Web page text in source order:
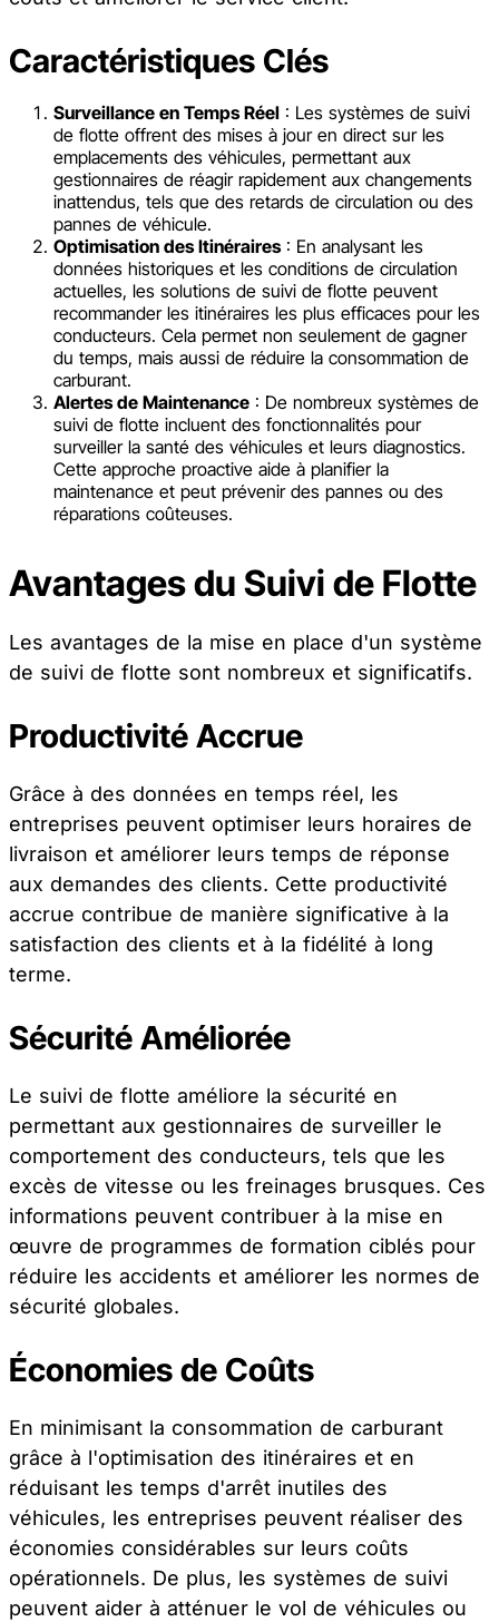
Caractéristiques Clés
Surveillance en Temps Réel : Les systèmes de suivi
de flotte offrent des mises à jour en direct sur les
emplacements des véhicules, permettant aux
gestionnaires de réagir rapidement aux changements
inattendus, tels que des retards de circulation ou des
pannes de véhicule.
Optimisation des Itinéraires: En analysant les
données historiques et les conditions de circulation
actuelles, les solutions de suivi de flotte peuvent
recommander les itinéraires les plus efficaces pour les
conducteurs. Cela permet non seulement de gagner
du temps, mais aussi de réduire la consommation de
carburant.
Alertes de Maintenance : De nombreux systèmes de
suivi de flotte incluent des fonctionnalités pour
surveiller la santé des véhicules et leurs diagnostics.
Cette approche proactive aide à planifier la
maintenance et peut prévenir des pannes ou des
réparations coûteuses.
Avantages du Suivi de Flotte
Les avantages de la mise en place d'un système
de suivi de flotte sont nombreux et significatifs.
Productivité Accrue
Grâce à des données en temps réel, les
entreprises peuvent optimiser leurs horaires de
livraison et améliorer leurs temps de réponse
aux demandes des clients. Cette productivité
accrue contribue de manière significative à la
satisfaction des clients et à la fidélité à long
terme.
Sécurité Améliorée
Le suivi de flotte améliore la sécurité en
permettant aux gestionnaires de surveiller le
comportement des conducteurs, tels que les
excès de vitesse ou les freinages brusques. Ces
informations peuvent contribuer à la mise en
œuvre de programmes de formation ciblés pour
réduire les accidents et améliorer les normes de
sécurité globales.
Économies de Coûts
En minimisant la consommation de carburant
grâce à l'optimisation des itinéraires et en
réduisant les temps d'arrêt inutiles des
véhicules, les entreprises peuvent réaliser des
économies considérables sur leurs coûts
opérationnels. De plus, les systèmes de suivi
peuvent aider à atténuer le vol de véhicules ou